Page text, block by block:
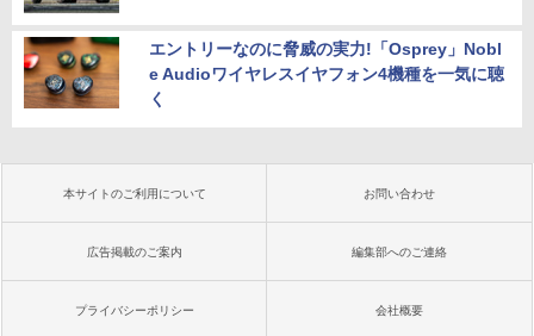
エントリーなのに脅威の実力!「Osprey」Nobl
e Audioワイヤレスイヤフォン4機種を一気に聴
く
本サイトのご利用について お問い合わせ
広告掲載のご案内 編集部へのご連絡
プライバシーポリシー 会社概要